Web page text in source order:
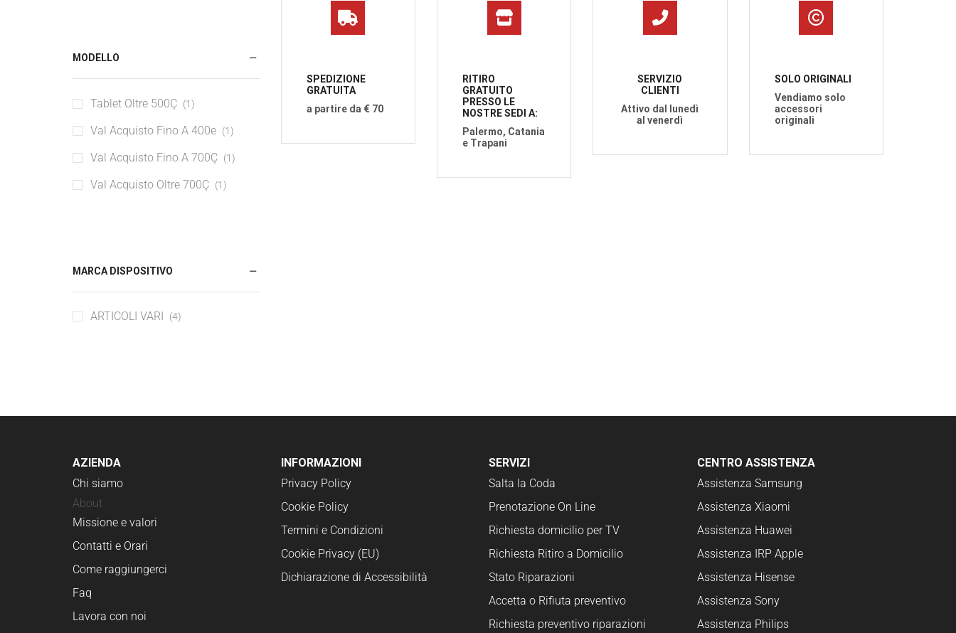
SPEDIZIONE
GRATUITA
a partire da € 70
RITIRO
GRATUITO
PRESSO LE
NOSTRE SEDI A:
Palermo, Catania
e Trapani
SERVIZIO
CLIENTI
Attivo dal lunedì
al venerdì
SOLO ORIGINALI
Vendiamo solo
accessori
originali
Custodie protettive per smartphone
MODELLO
Tablet Oltre 500Ç (1)
Val Acquisto Fino A 400e (1)
Val Acquisto Fino A 700Ç (1)
Val Acquisto Oltre 700Ç (1)
MARCA DISPOSITIVO
ARTICOLI VARI (4)
AZIENDA
Chi siamo
About
Missione e valori
Contatti e Orari
Come raggiungerci
Faq
Lavora con noi
INFORMAZIONI
Privacy Policy
Cookie Policy
Termini e Condizioni
Cookie Privacy (EU)
Dichiarazione di Accessibilità
SERVIZI
Salta la Coda
Prenotazione On Line
Richiesta domicilio per TV
Richiesta Ritiro a Domicilio
Stato Riparazioni
Accetta o Rifiuta preventivo
Richiesta preventivo riparazioni
CENTRO ASSISTENZA
Assistenza Samsung
Assistenza Xiaomi
Assistenza Huawei
Assistenza IRP Apple
Assistenza Hisense
Assistenza Sony
Assistenza Philips